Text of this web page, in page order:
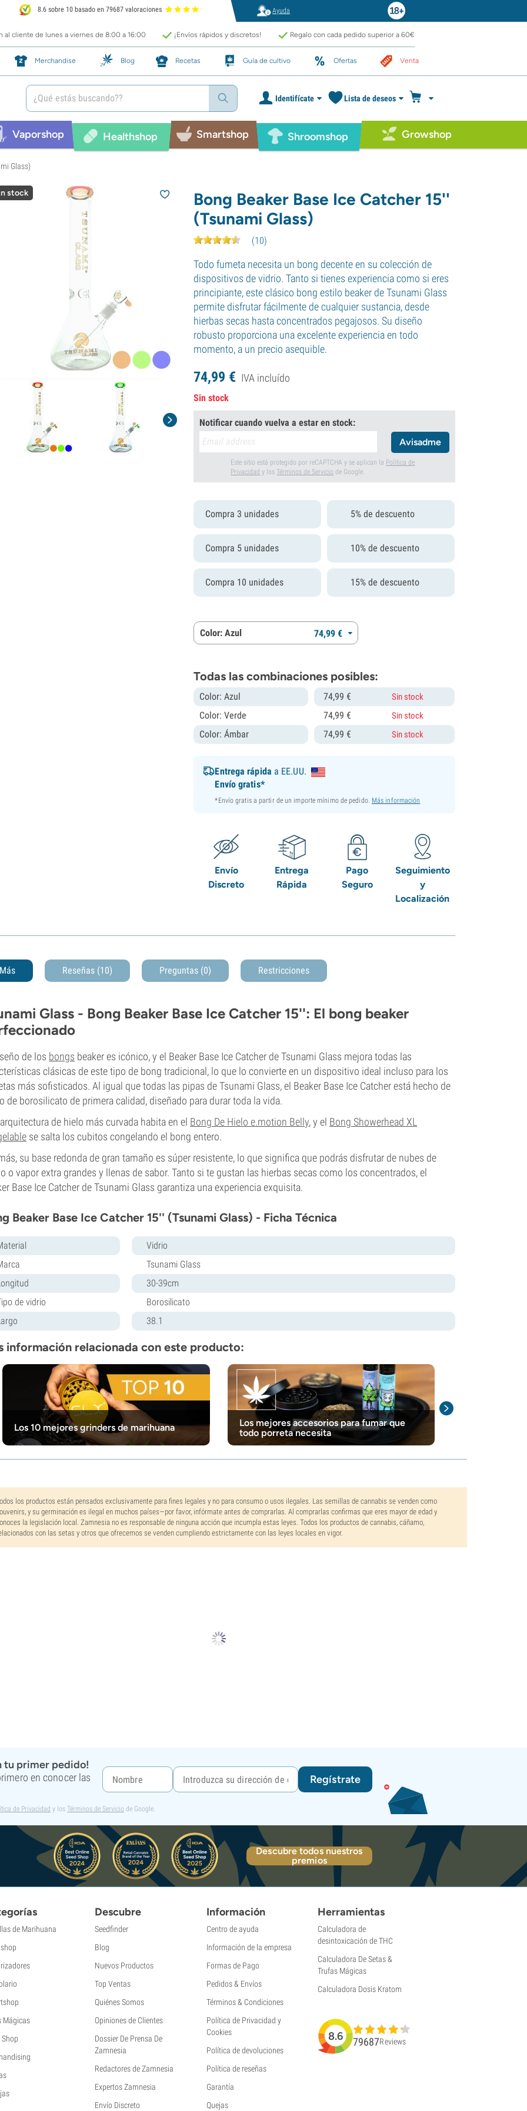
8.6 sobre 10 basado en 79687 valoraciones Ayuda
al cliente de lunes a viernes de 8:00 a 16:00 ¡Envíos rápidos y discretos! Regalo con cada pedido superior a 60€
Merchandise Blog Recetas Guía de cultivo Ofertas Venta
Identifícate Lista de deseos
Vaporshop Healthshop Smartshop Shroomshop Growshop
Glass)
stock
Bong Beaker Base Ice Catcher 15''
(Tsunami Glass)
(10)
Todo fumeta necesita un bong decente en su colección de
dispositivos de vidrio. Tanto si tienes experiencia como si eres
principiante, este clásico bong estilo beaker de Tsunami Glass
permite disfrutar fácilmente de cualquier sustancia, desde
hierbas secas hasta concentrados pegajosos. Su diseño
robusto proporciona una excelente experiencia en todo
momento, a un precio asequible.
74,99 € IVA incluído
Sin stock
Notificar cuando vuelva a estar en stock:
Avisadme
Este sitio está protegido por reCAPTCHA y se aplican la Política de
Privacidad y losTérminos de Servicio de Google.
Compra 3 unidades 5% de descuento
Compra 5 unidades 10% de descuento
Compra 10 unidades 15% de descuento
Color: Azul 74,99 €
Todas las combinaciones posibles:
Color: Azul 74,99 € Sin stock
Color: Verde 74,99 € Sin stock
Color: Ámbar 74,99 € Sin stock
Entrega rápida a EE.UU.
Envío gratis*
*Envío gratis a partir de un importe mínimo de pedido. Más información
Envío
Discreto
Entrega
Rápida
Pago
Seguro
Seguimiento
y
Localización
Más Reseñas (10) Preguntas (0) Restricciones
Glass - Bong Beaker Base Ice Catcher 15'': El bong beaker
de los bongs beaker es icónico, y el Beaker Base Ice Catcher de Tsunami Glass mejora todas las
clásicas de este tipo de bong tradicional, lo que lo convierte en un dispositivo ideal incluso para los
más sofisticados. Al igual que todas las pipas de Tsunami Glass, el Beaker Base Ice Catcher está hecho de
de borosilicato de primera calidad, diseñado para durar toda la vida.
de hielo más curvada habita en el Bong De Hielo e.motion Belly, y el Bong Showerhead XL
se salta los cubitos congelando el bong entero.
su base redonda de gran tamaño es súper resistente, lo que significa que podrás disfrutar de nubes de
o vapor extra grandes y llenas de sabor. Tanto si te gustan las hierbas secas como los concentrados, el
Base Ice Catcher de Tsunami Glass garantiza una experiencia exquisita.
Beaker Base Ice Catcher 15'' (Tsunami Glass) - Ficha Técnica
Vidrio
Tsunami Glass
30-39cm
de vidrio
Borosilicato
38.1
información relacionada con este producto:
Los 10 mejores grinders de marihuana
Los mejores accesorios para fumar que
todo porreta necesita
los productos están pensados exclusivamente para fines legales y no para consumo o usos ilegales. Las semillas de cannabis se venden como
y su germinación es ilegal en muchos países—por favor, infórmate antes de comprarlas. Al comprarlas confirmas que eres mayor de edad y
la legislación local. Zamnesia no es responsable de ninguna acción que incumpla estas leyes. Todos los productos de cannabis, cáñamo,
con las setas y otros que ofrecemos se venden cumpliendo estrictamente con las leyes locales en vigor.
tu primer pedido!
en conocer las
Regístrate
de Privacidad y los Términos de Servicio de Google.
Descubre todos nuestros
premios
de Marihuana
Mágicas
Shop
Descubre
Seedfinder
Blog
Nuevos Productos
Top Ventas
Quiénes Somos
Opiniones de Clientes
Dossier De Prensa De
Zamnesia
Redactores de Zamnesia
Expertos Zamnesia
Envío Discreto
Información
Centro de ayuda
Información de la empresa
Formas de Pago
Pedidos & Envíos
Términos & Condiciones
Política de Privacidad y
Cookies
Política de devoluciones
Política de reseñas
Garantía
Quejas
Herramientas
Calculadora de
desintoxicación de THC
Calculadora De Setas &
Trufas Mágicas
Calculadora Dosis Kratom
8.6 79687Reviews